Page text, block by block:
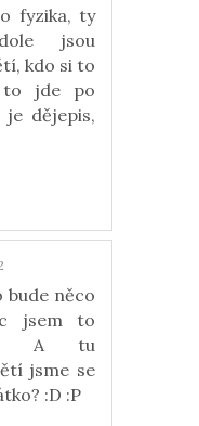
fyzika, ty
jsou
kdo si to
to jde po
dějepis,
bude něco
jsem to
A tu
jsme se
:D :P